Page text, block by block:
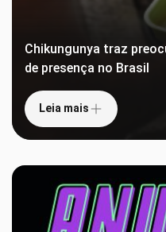
Chikungunya traz
de presença no Brasil
Leia mais